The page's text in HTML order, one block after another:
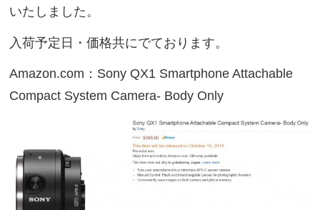
いたしました。
入荷予定日・価格共にでております。
Amazon.com：Sony QX1 Smartphone Attachable
Compact System Camera- Body Only